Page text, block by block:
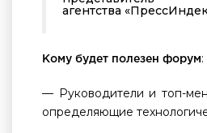
агентства
Кому будет полезен форум:
— Руководители и топ-
определяющие